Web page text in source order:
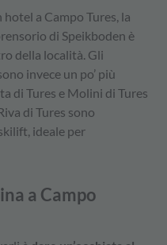
a Campo Tures, la
di Speikboden è
della località. Gli
invece un po’ più
di Tures e Molini di Tures
di Tures sono
ideale per
a Campo